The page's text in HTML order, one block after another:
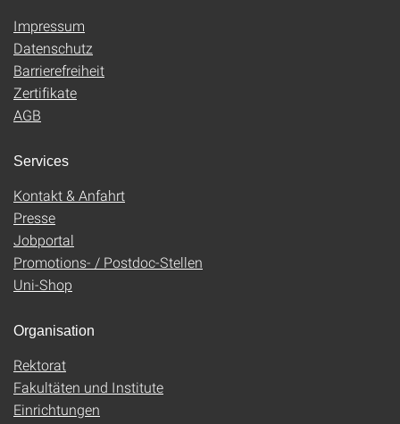
Impressum
Datenschutz
Barrierefreiheit
Zertifikate
AGB
Services
Kontakt & Anfahrt
Presse
Jobportal
Promotions- / Postdoc-Stellen
Uni-Shop
Organisation
Rektorat
Fakultäten und Institute
Einrichtungen